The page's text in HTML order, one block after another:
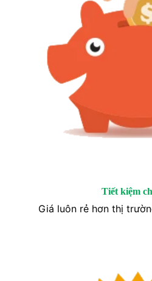
Tiết kiệm
Giá luôn rẻ hơn thị